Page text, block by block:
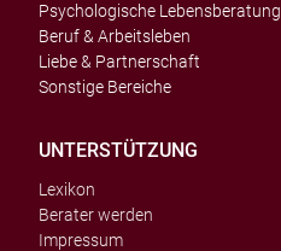
Psychologische Lebensberatung
Beruf & Arbeitsleben
Liebe & Partnerschaft
Sonstige Bereiche
UNTERSTÜTZUNG
Lexikon
Berater werden
Impressum